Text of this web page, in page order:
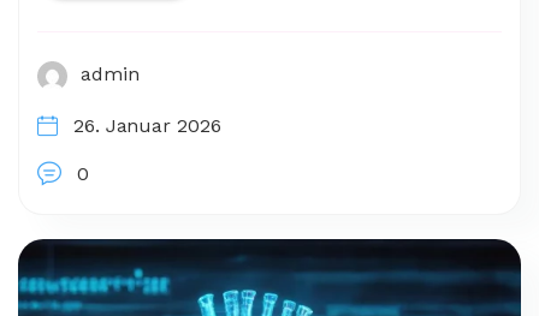
admin
26. Januar 2026
0